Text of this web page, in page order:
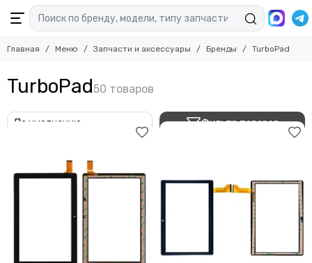
Главная Меню Запчасти и аксессуары Бренды TurboPad
TurboPad
Фильтр товаров